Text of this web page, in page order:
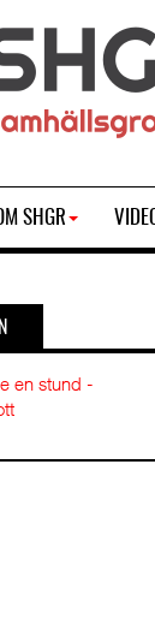
SHGR
en stund -